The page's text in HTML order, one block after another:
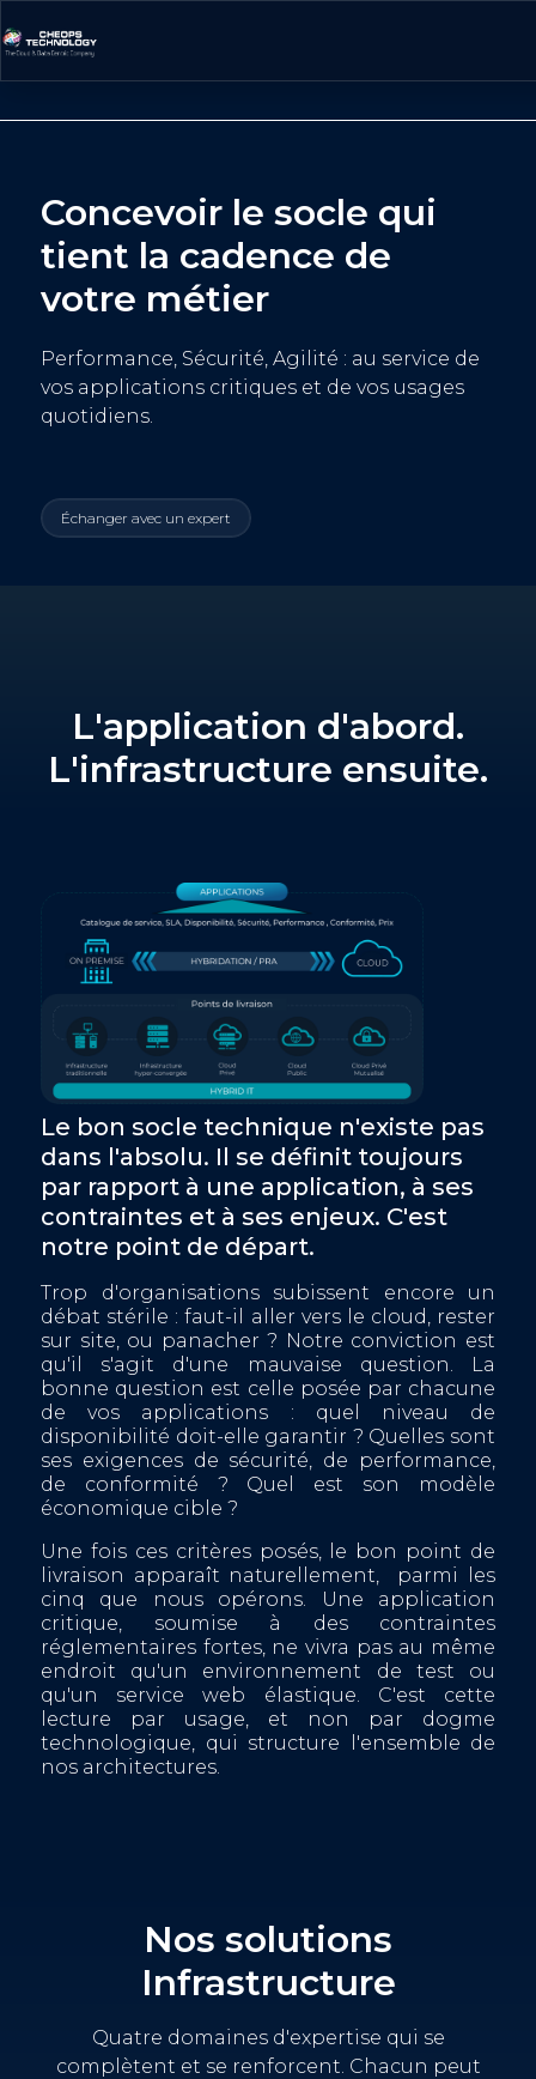
Concevoir le socle qui
tient la cadence de
votre métier
Performance, Sécurité, Agilité : au service de
vos applications critiques et de vos usages
quotidiens.
Échanger avec un expert
L'application d'abord.
L'infrastructure ensuite.
Le bon socle technique n'existe pas
dans l'absolu. Il se définit toujours
par rapport à une application, à ses
contraintes et à ses enjeux. C'est
notre point de départ.
Trop d'organisations subissent encore un
débat stérile : faut-il aller vers le cloud, rester
sur site, ou panacher ? Notre conviction est
qu'il s'agit d'une mauvaise question. La
bonne question est celle posée par chacune
de vos applications : quel niveau de
disponibilité doit-elle garantir ? Quelles sont
ses exigences de sécurité, de performance,
de conformité ? Quel est son modèle
économique cible ?
Une fois ces critères posés, le bon point de
livraison apparaît naturellement, parmi les
cinq que nous opérons. Une application
critique, soumise à des contraintes
réglementaires fortes, ne vivra pas au même
endroit qu'un environnement de test ou
qu'un service web élastique. C'est cette
lecture par usage, et non par dogme
technologique, qui structure l'ensemble de
nos architectures.
Nos solutions
Infrastructure
Quatre domaines d'expertise qui se
complètent et se renforcent. Chacun peut